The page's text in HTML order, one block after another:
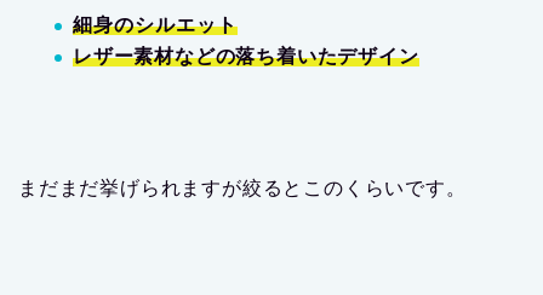
細身のシルエット
レザー素材などの落ち着いたデザイン
まだまだ挙げられますが絞るとこのくらいです。